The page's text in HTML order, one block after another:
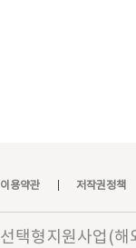
이용약관 저작권정책
선택형지원사업(해